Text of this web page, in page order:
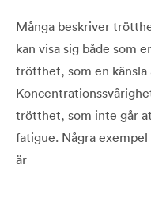
Många beskriver
kan visa sig både som
trötthet, som en känsla
trötthet, som inte går
fatigue. Några
är